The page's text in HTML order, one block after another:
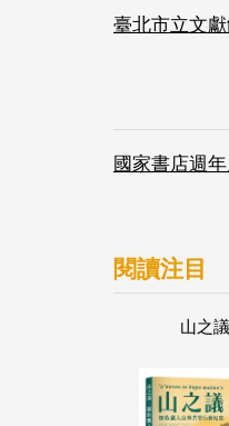
臺北市立文
國家書店週
閱讀注目
山之議